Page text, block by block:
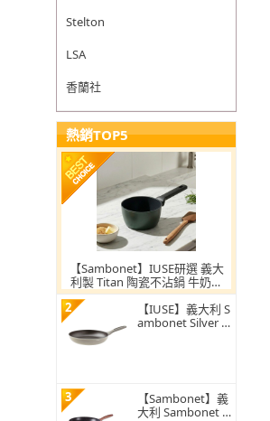
Stelton
LSA
香蘭社
熱銷TOP5
【Sambonet】IUSE研選 義大
利製 Titan 陶瓷不沾鍋 牛奶鍋
16cm / Pro Green (IH爐可用
鍋)
2
【IUSE】義大利 S
ambonet Silver F
3
【Sambonet】義
大利 Sambonet R